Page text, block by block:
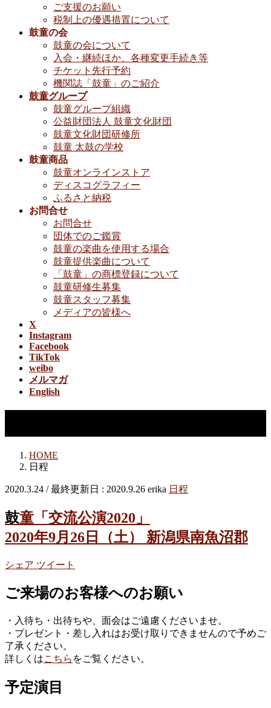
ご支援のお願い
税制上の優遇措置について
鼓童の会
鼓童の会について
入会・継続ほか、各種変更手続き等
チケット先行予約
機関誌「鼓童」のご紹介
鼓童グループ
鼓童グループ組織
公益財団法人 鼓童文化財団
鼓童文化財団研修所
鼓童 太鼓の学校
鼓童商品
鼓童オンラインストア
ディスコグラフィー
ふるさと納税
お問合せ
お問合せ
団体でのご鑑賞
鼓童の楽曲を使用する場合
鼓童提供楽曲について
「鼓童」の商標登録について
鼓童研修生募集
鼓童スタッフ募集
メディアの皆様へ
X
Instagram
Facebook
TikTok
weibo
メルマガ
English
HOME
日程
2020.3.24 / 最終更新日 : 2020.9.26 erika 日程
鼓童「交流公演2020」
2020年9月26日（土） 新潟県南魚沼郡
シェア ツイート
ご来場のお客様へのお願い
・入待ち・出待ちや、面会はご遠慮くださいませ。
・プレゼント・差し入れはお受け取りできませんので予めご
了承ください。
詳しくはこちら をご覧ください。
予定演目